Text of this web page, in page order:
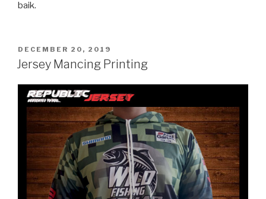
baik.
POSTED
ON
DECEMBER 20, 2019
Jersey Mancing Printing